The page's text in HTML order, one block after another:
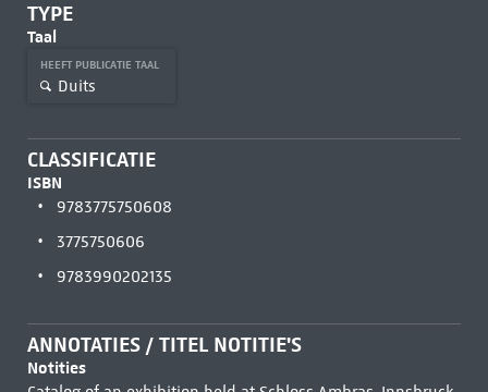
TYPE
Taal
HEEFT PUBLICATIE TAAL
Duits
CLASSIFICATIE
ISBN
9783775750608
3775750606
9783990202135
ANNOTATIES / TITEL NOTITIE'S
Notities